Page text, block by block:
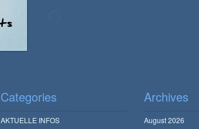
Categories
AKTUELLE INFOS
Archives
August 2026